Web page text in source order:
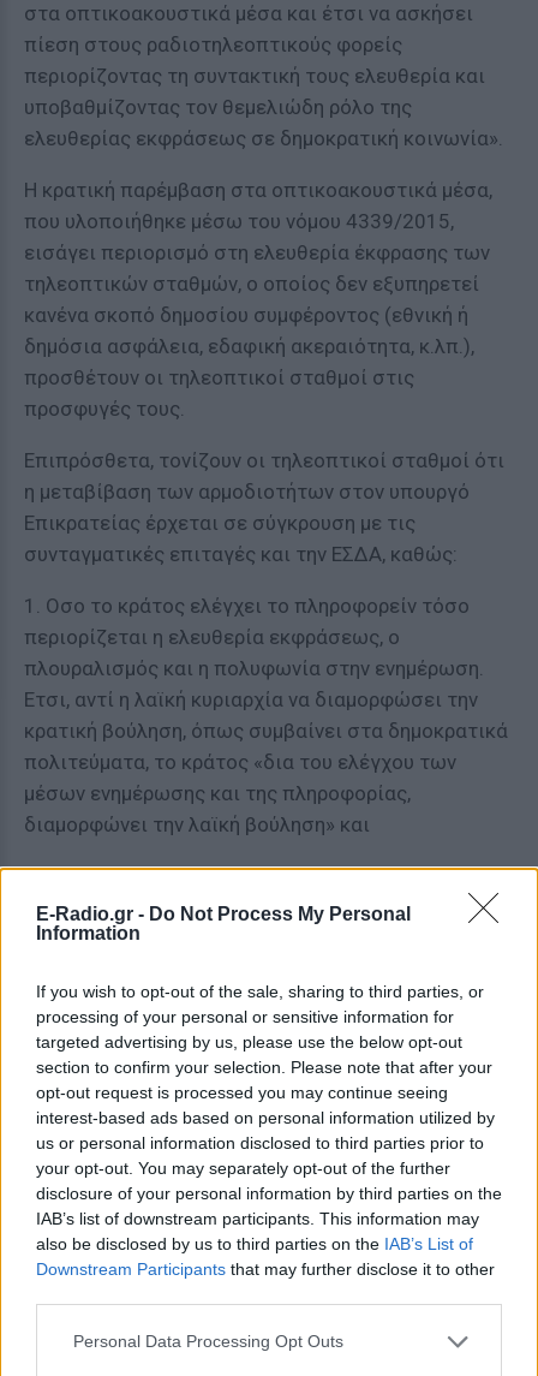
E-Radio.gr - Do Not Process My Personal
Information
If you wish to opt-out of the sale, sharing to third parties, or
processing of your personal or sensitive information for
targeted advertising by us, please use the below opt-out
section to confirm your selection. Please note that after your
opt-out request is processed you may continue seeing
interest-based ads based on personal information utilized by
us or personal information disclosed to third parties prior to
your opt-out. You may separately opt-out of the further
disclosure of your personal information by third parties on the
IAB’s list of downstream participants. This information may
also be disclosed by us to third parties on the IAB’s List of
Downstream Participants that may further disclose it to other
Personal Data Processing Opt Outs
στα οπτικοακουστικά μέσα και έτσι να ασκήσει
πίεση στους ραδιοτηλεοπτικούς φορείς
περιορίζοντας τη συντακτική τους ελευθερία και
υποβαθμίζοντας τον θεμελιώδη ρόλο της
ελευθερίας εκφράσεως σε δημοκρατική κοινωνία».
Η κρατική παρέμβαση στα οπτικοακουστικά μέσα,
που υλοποιήθηκε μέσω του νόμου 4339/2015,
εισάγει περιορισμό στη ελευθερία έκφρασης των
τηλεοπτικών σταθμών, ο οποίος δεν εξυπηρετεί
κανένα σκοπό δημοσίου συμφέροντος (εθνική ή
δημόσια ασφάλεια, εδαφική ακεραιότητα, κ.λπ.),
προσθέτουν οι τηλεοπτικοί σταθμοί στις
προσφυγές τους.
Επιπρόσθετα, τονίζουν οι τηλεοπτικοί σταθμοί ότι
η μεταβίβαση των αρμοδιοτήτων στον υπουργό
Επικρατείας έρχεται σε σύγκρουση με τις
συνταγματικές επιταγές και την ΕΣΔΑ, καθώς:
1. Οσο το κράτος ελέγχει το πληροφορείν τόσο
περιορίζεται η ελευθερία εκφράσεως, ο
πλουραλισμός και η πολυφωνία στην ενημέρωση.
Ετσι, αντί η λαϊκή κυριαρχία να διαμορφώσει την
κρατική βούληση, όπως συμβαίνει στα δημοκρατικά
πολιτεύματα, το κράτος «δια του ελέγχου των
μέσων ενημέρωσης και της πληροφορίας,
διαμορφώνει την λαϊκή βούληση» και
2. Εάν ο υπουργός Επικρατείας εκδώσει τελικά τις
4 άδειες ισχύος 10 ετών, αυτός μόνο θα είναι ο
αρμόδιος να τις ανακαλέσει, όταν «η εκάστοτε
σταθμός δεν ικανοποιεί τις συνταγματικές
απαιτήσεις της αντικειμενικότητας και της
ποιότητας, όπως αυτή τις αντιλαμβάνεται».
- Μάλιστα, σημειώνουν με νόημα ότι, σύμφωνα με τη
νομολογία του ΣτΕ, τον έλεγχο της πληροφορίας δεν
μπορεί να την έχει το κράτος, ειδικά στο πεδίο των
ραδιοτηλεοπτικών αδειών, λόγω της μεγάλης
εμβέλειας, της χρονικής αμεσότητας και της
ιδιαίτερης δύναμης επιρροής της
ραδιοτηλεόρασης» και για τον λόγο αυτό «ο
έλεγχος αυτός ανατέθηκε σε ανεξάρτητη διοικητική